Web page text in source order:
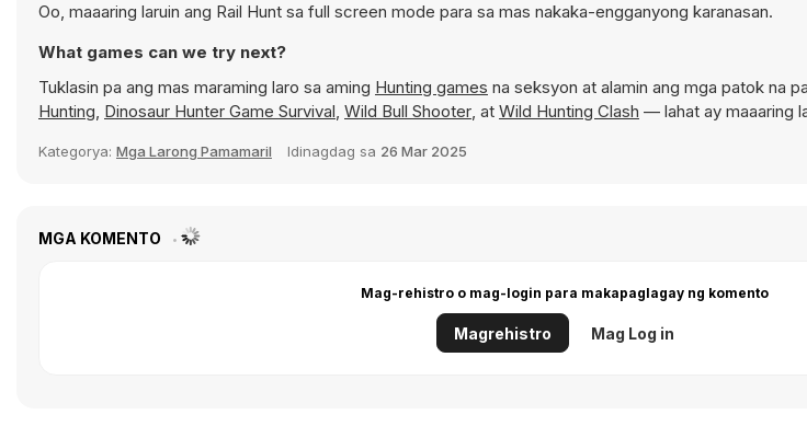
Oo, maaaring laruin ang Rail Hunt sa full screen mode para sa mas nakaka-engganyong karanasan.
What games can we try next?
Tuklasin pa ang mas maraming laro sa aming Hunting games na seksyon at alamin ang mga patok na
Hunting, Dinosaur Hunter Game Survival, Wild Bull Shooter, at Wild Hunting Clash — lahat ay maaaring
Kategorya: Mga Larong Pamamaril Idinagdag sa 26 Mar 2025
MGA KOMENTO
Mag-rehistro o mag-login para makapaglagay ng komento
Magrehistro Mag Log in